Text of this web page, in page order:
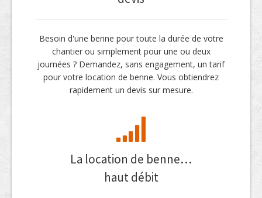
Besoin d'une benne pour toute la durée de votre
chantier ou simplement pour une ou deux
journées ? Demandez, sans engagement, un tarif
pour votre location de benne. Vous obtiendrez
rapidement un devis sur mesure.
La location de benne…
haut débit